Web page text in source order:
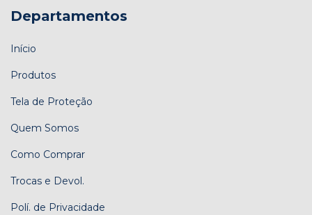
Departamentos
Início
Produtos
Tela de Proteção
Quem Somos
Como Comprar
Trocas e Devol.
Polí. de Privacidade